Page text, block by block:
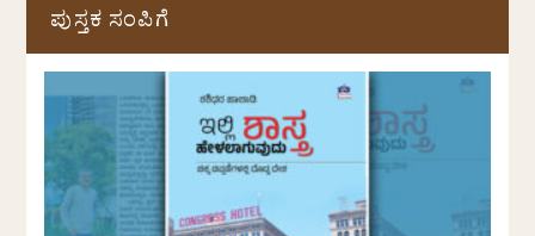
ಪುಸ್ತಕ ಸಂಪಿಗೆ